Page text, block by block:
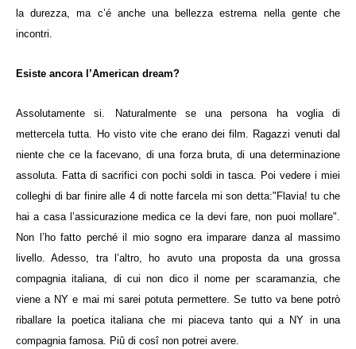
la durezza, ma c’é anche una bellezza estrema nella gente che
incontri.
Esiste ancora l’American dream?
Assolutamente si.
Naturalmente se una persona ha voglia di
mettercela tutta. Ho visto vite che erano dei film. Ragazzi venuti dal
niente che ce la facevano, di una forza bruta, di una determinazione
assoluta. Fatta di sacrifici con pochi soldi in tasca. Poi vedere i miei
colleghi di bar finire alle 4 di notte farcela mi son detta:"Flavia! tu che
hai a casa l’assicurazione medica ce la devi fare, non puoi mollare".
Non l’ho fatto perché il mio sogno era imparare danza al massimo
livello. Adesso, tra l’altro, ho avuto una proposta da una grossa
compagnia italiana, di cui non dico il nome per scaramanzia, che
viene a NY e mai mi sarei potuta permettere. Se tutto va bene potrò
riballare la poetica italiana che mi piaceva tanto qui a NY in una
compagnia famosa. Piû di cosî non potrei avere.